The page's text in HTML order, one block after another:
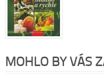
MOHLO BY VÁS